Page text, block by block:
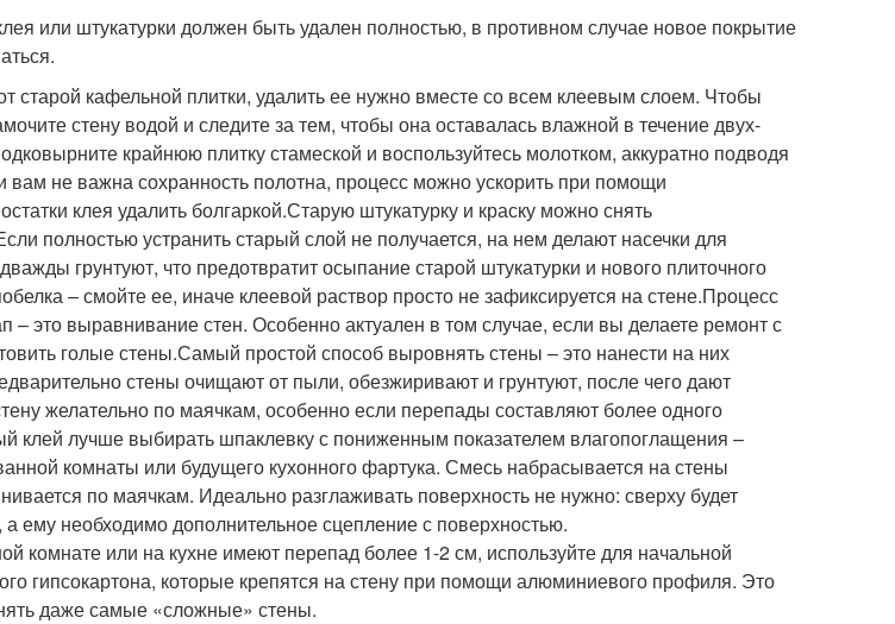
или штукатурки должен быть удален полностью, в противном случае новое покрытие
старой кафельной плитки, удалить ее нужно вместе со всем клеевым слоем. Чтобы
стену водой и следите за тем, чтобы она оставалась влажной в течение двух-
крайнюю плитку стамеской и воспользуйтесь молотком, аккуратно подводя
вам не важна сохранность полотна, процесс можно ускорить при помощи
клея удалить болгаркой.Старую штукатурку и краску можно снять
полностью устранить старый слой не получается, на нем делают насечки для
грунтуют, что предотвратит осыпание старой штукатурки и нового плиточного
– смойте ее, иначе клеевой раствор просто не зафиксируется на стене.Процесс
– это выравнивание стен. Особенно актуален в том случае, если вы делаете ремонт с
голые стены.Самый простой способ выровнять стены – это нанести на них
стены очищают от пыли, обезжиривают и грунтуют, после чего дают
желательно по маячкам, особенно если перепады составляют более одного
клей лучше выбирать шпаклевку с пониженным показателем влагопоглащения –
комнаты или будущего кухонного фартука. Смесь набрасывается на стены
по маячкам. Идеально разглаживать поверхность не нужно: сверху будет
ему необходимо дополнительное сцепление с поверхностью.
комнате или на кухне имеют перепад более 1-2 см, используйте для начальной
гипсокартона, которые крепятся на стену при помощи алюминиевого профиля. Это
даже самые «сложные» стены.